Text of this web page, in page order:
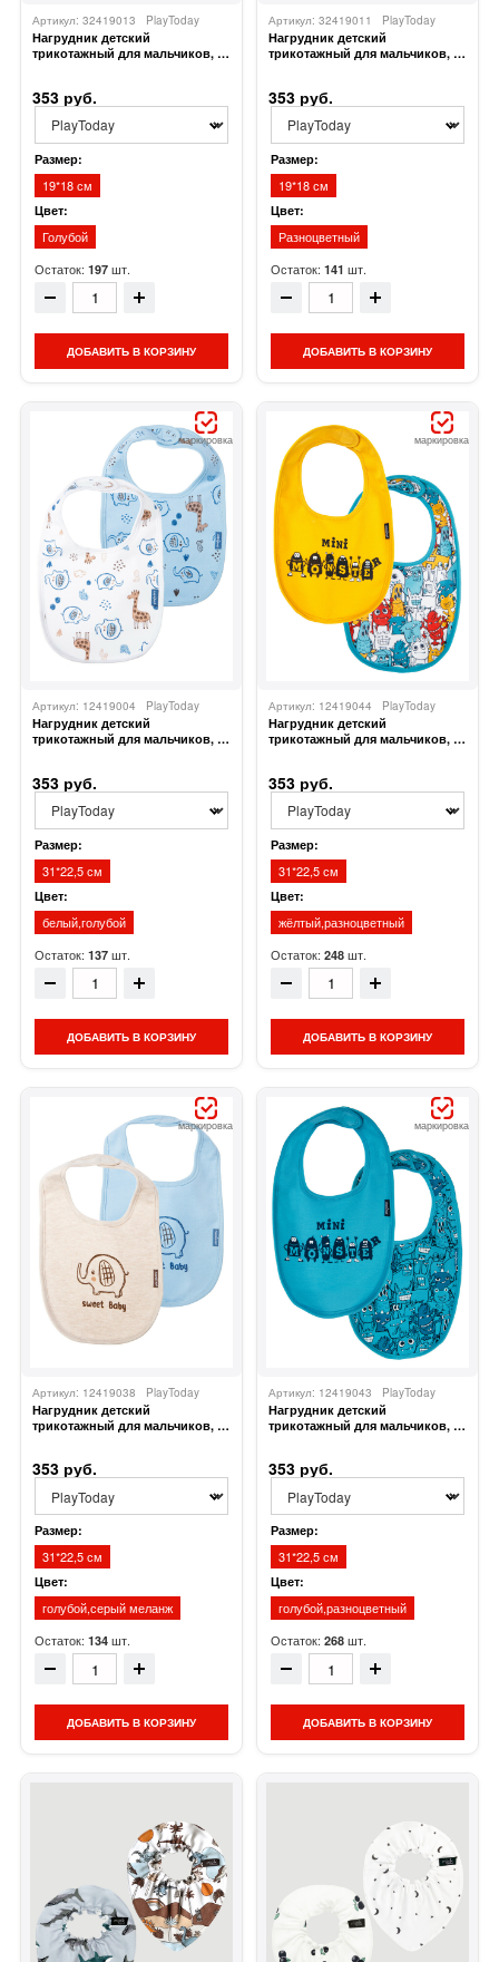
Нагрудник детский
трикотажный для мальчиков, 2
Артикул: 32419013 PlayToday
353 руб.
Размер:
19*18 см
Цвет:
Голубой
Остаток: 197 шт.
ДОБАВИТЬ В КОРЗИНУ
Нагрудник детский
трикотажный для мальчиков, 2
Артикул: 32419011 PlayToday
353 руб.
Размер:
19*18 см
Цвет:
Разноцветный
Остаток: 141 шт.
ДОБАВИТЬ В КОРЗИНУ
маркировка
Нагрудник детский
трикотажный для мальчиков, 2
Артикул: 12419004 PlayToday
353 руб.
Размер:
31*22,5 см
Цвет:
белый,голубой
Остаток: 137 шт.
ДОБАВИТЬ В КОРЗИНУ
маркировка
Нагрудник детский
трикотажный для мальчиков, 2
Артикул: 12419044 PlayToday
353 руб.
Размер:
31*22,5 см
Цвет:
жёлтый,разноцветный
Остаток: 248 шт.
ДОБАВИТЬ В КОРЗИНУ
маркировка
Нагрудник детский
трикотажный для мальчиков, 2
Артикул: 12419038 PlayToday
353 руб.
Размер:
31*22,5 см
Цвет:
голубой,серый меланж
Остаток: 134 шт.
ДОБАВИТЬ В КОРЗИНУ
маркировка
Нагрудник детский
трикотажный для мальчиков, 2
Артикул: 12419043 PlayToday
353 руб.
Размер:
31*22,5 см
Цвет:
голубой,разноцветный
Остаток: 268 шт.
ДОБАВИТЬ В КОРЗИНУ